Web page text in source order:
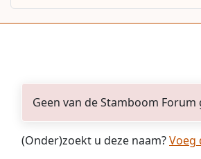
Geen van de Stamboom
(Onder)zoekt u deze naam?Voeg